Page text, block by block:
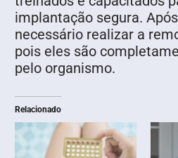
implantação segura.
necessário realizar a
pois eles são
pelo organismo.
Relacionado